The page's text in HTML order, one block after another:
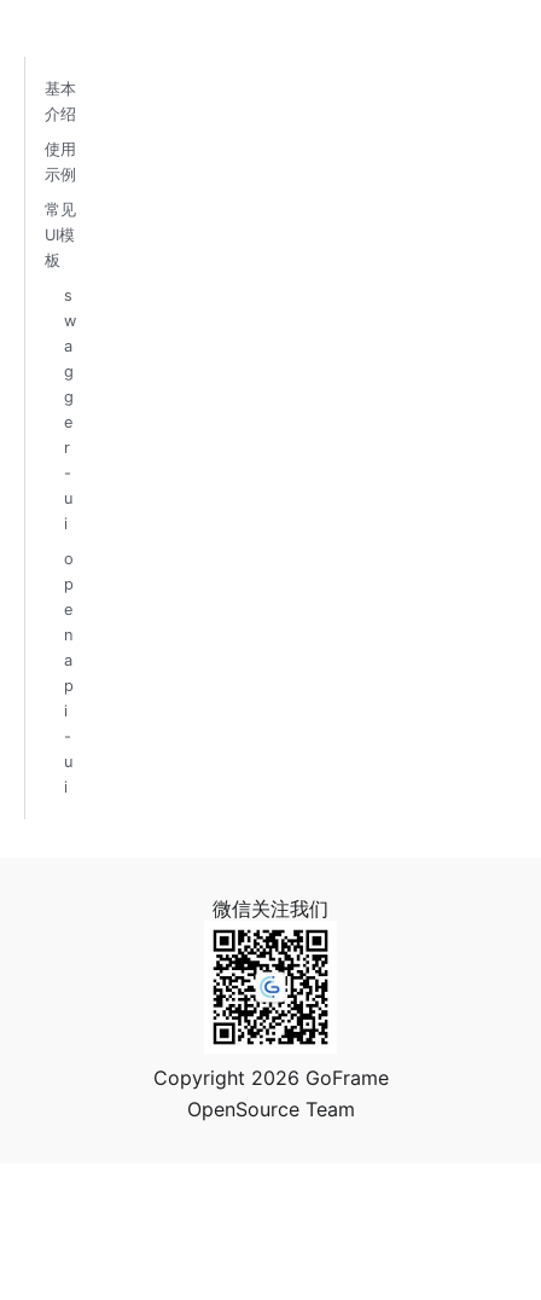
基本
介绍
使用
示例
常见
UI模
板
s
w
a
g
g
e
r
-
u
i
o
p
e
n
a
p
i
-
u
i
微信关注我们
Copyright 2026 GoFrame
OpenSource Team